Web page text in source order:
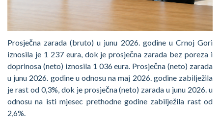
Prosječna zarada (bruto) u junu 2026. godine u Crnoj Gori
iznosila je 1 237 eura, dok je prosječna zarada bez poreza i
doprinosa (neto) iznosila 1 036 eura. Prosječna (neto) zarada
u junu 2026. godine u odnosu na maj 2026. godine zabilježila
je rast od 0,3%, dok je prosječna (neto) zarada u junu 2026. u
odnosu na isti mjesec prethodne godine zabilježila rast od
2,6%.